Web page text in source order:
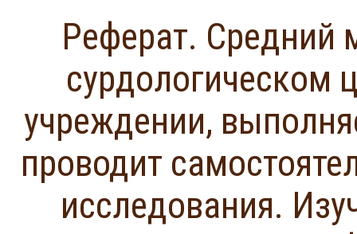
Реферат. Средний
сурдологическом
учреждении,
проводит
исследования.